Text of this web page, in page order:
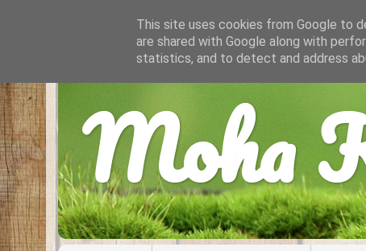
Moha
This site uses cookies from Google to
are shared with Google along with
statistics, and to detect and address